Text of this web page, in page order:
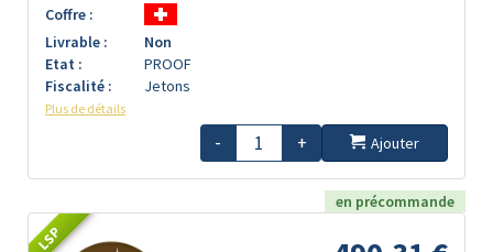
Coffre :
Livrable :
Non
Etat :
PROOF
Fiscalité :
Jetons
Plus de détails
- + Ajouter
en précommande
LSP